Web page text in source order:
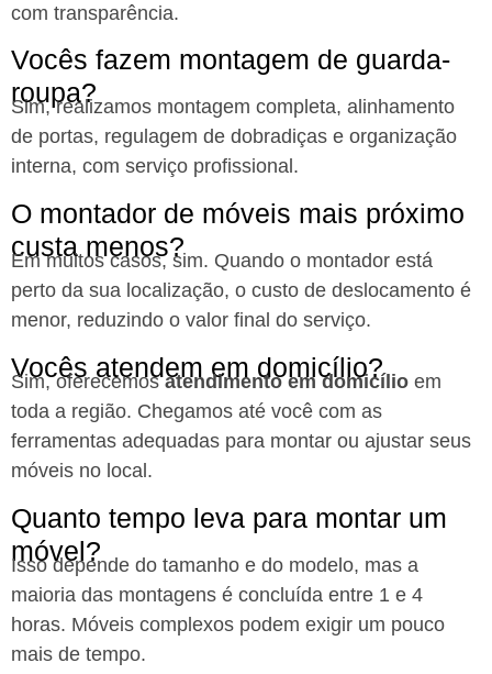
com transparência.
Vocês fazem montagem de guarda-
roupa?
Sim, realizamos montagem completa, alinhamento
de portas, regulagem de dobradiças e organização
interna, com serviço profissional.
O montador de móveis mais próximo
custa menos?
Em muitos casos, sim. Quando o montador está
perto da sua localização, o custo de deslocamento é
menor, reduzindo o valor final do serviço.
Vocês atendem em domicílio?
Sim, oferecemosatendimento em domicílio em
toda a região. Chegamos até você com as
ferramentas adequadas para montar ou ajustar seus
móveis no local.
Quanto tempo leva para montar um
móvel?
Isso depende do tamanho e do modelo, mas a
maioria das montagens é concluída entre 1 e 4
horas. Móveis complexos podem exigir um pouco
mais de tempo.